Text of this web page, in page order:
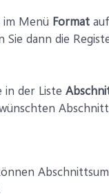
im Menü Format auf
Sie dann die
in der Liste